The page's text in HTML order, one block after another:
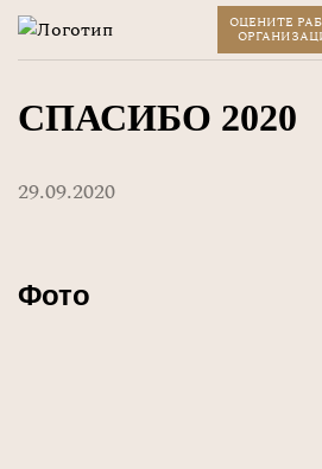
ОЦЕНИТЕ
СПАСИБО 2020
29.09.2020
Фото